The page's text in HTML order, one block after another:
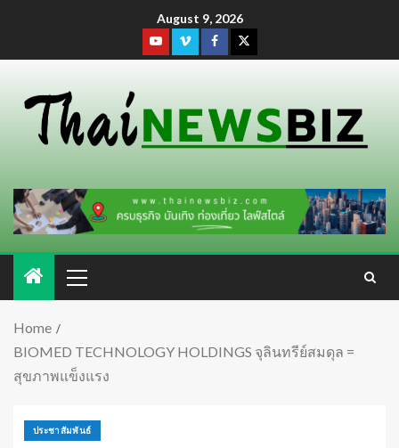
August 9, 2026
Home
BIOMED TECHNOLOGY HOLDINGS จุลินทรีย์สมดุล =
สุขภาพแข็งแรง
ประชาสัมพันธ์